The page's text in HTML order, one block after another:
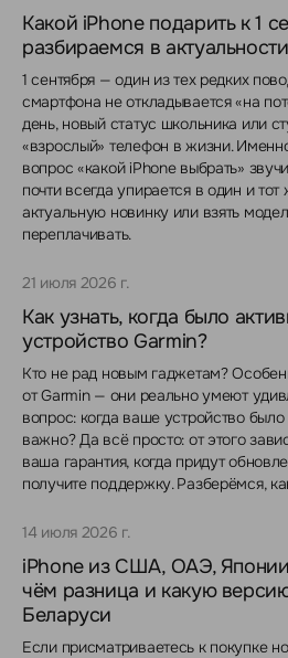
Какой iPhone подарить к 1
разбираемся в
1 сентября — один из тех редких
смартфона не откладывается «на
день, новый статус школьника или
«взрослый» телефон в жизни.
вопрос «какой iPhone выбрать»
почти всегда упирается в один и
актуальную новинку или взять
переплачивать.
21 июля 2026 г.
Как узнать, когда было
устройство Garmin?
Кто не рад новым гаджетам?
от Garmin — они реально умеют
вопрос: когда ваше устройство
важно? Да всё просто: от этого
ваша гарантия, когда придут
получите поддержку. Разберёмся,
14 июля 2026 г.
iPhone из США, ОАЭ,
чём разница и какую
Беларуси
Если присматриваетесь к покупке